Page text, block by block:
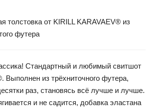
толстовка от KIRILL KARAVAEV® из
футера
Стандартный и любимый свитшот
Выполнен из трёхниточного футера,
раз, становясь всё лучше и лучше.
и не садится, добавка эластана